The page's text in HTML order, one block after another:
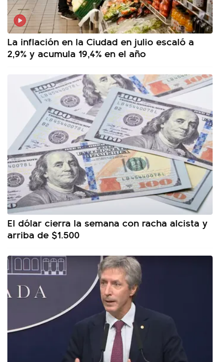
La inflación en la Ciudad en julio escaló a
2,9% y acumula 19,4% en el año
El dólar cierra la semana con racha alcista y
arriba de $1.500